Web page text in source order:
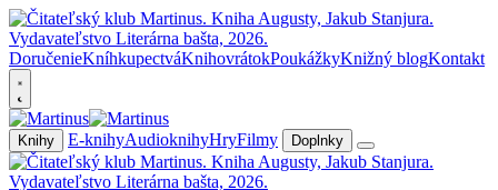
DoručenieKníhkupectváKnihovrátokPoukážkyKnižný blogKontakt
Knihy E-knihyAudioknihyHryFilmy Doplnky